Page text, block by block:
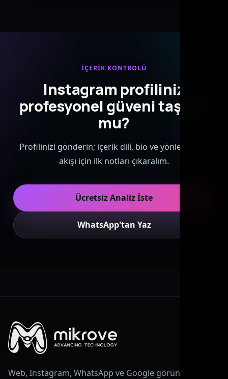
İÇERIK KONTROLÜ
Instagram profiliniz
profesyonel güveni taşıyor
mu?
Profilinizi gönderin; içerik dili, bio ve yönlendirme
akışı için ilk notları çıkaralım.
Ücretsiz Analiz İste
WhatsApp'tan Yaz
Web, Instagram, WhatsApp ve Google görünürlüğünü